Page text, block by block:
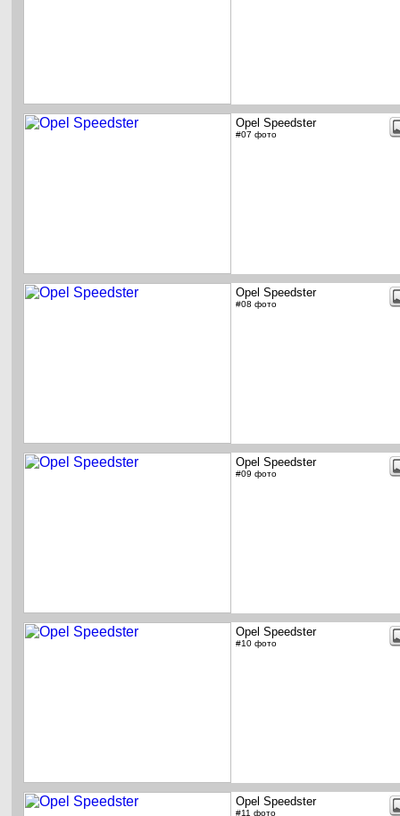
Opel Speedster
#07 фото
Opel Speedster
#08 фото
Opel Speedster
#09 фото
Opel Speedster
#10 фото
Opel Speedster
#11 фото